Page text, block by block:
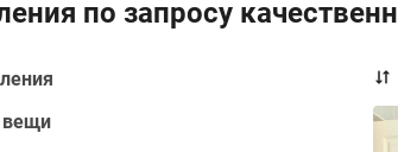
по запросу